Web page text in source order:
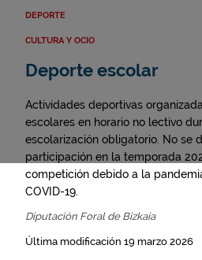
DEPORTE
CULTURA Y OCIO
Deporte escolar
Actividades deportivas
escolares en horario no lectivo
escolarización obligatorio. No se
participación en la temporada
competición debido a la
COVID-19.
Diputación Foral de Bizkaia
Última modificación 19 marzo 2026